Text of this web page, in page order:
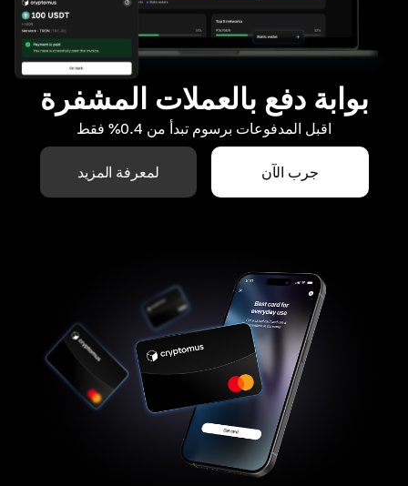
بوابة دفع بالعملات المشفرة
اقبل المدفوعات برسوم تبدأ من 0.4% فقط
جرب الآن لمعرفة المزيد